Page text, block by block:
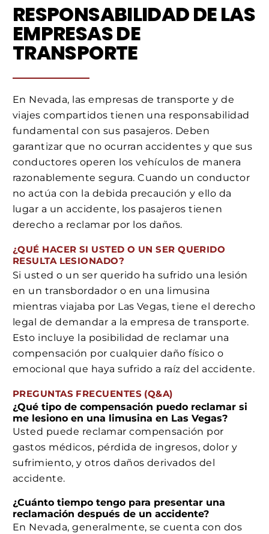
RESPONSABILIDAD DE LAS
EMPRESAS DE
TRANSPORTE
En Nevada, las empresas de transporte y de
viajes compartidos tienen una responsabilidad
fundamental con sus pasajeros. Deben
garantizar que no ocurran accidentes y que sus
conductores operen los vehículos de manera
razonablemente segura. Cuando un conductor
no actúa con la debida precaución y ello da
lugar a un accidente, los pasajeros tienen
derecho a reclamar por los daños.
¿QUÉ HACER SI USTED O UN SER QUERIDO
RESULTA LESIONADO?
Si usted o un ser querido ha sufrido una lesión
en un transbordador o en una limusina
mientras viajaba por Las Vegas, tiene el derecho
legal de demandar a la empresa de transporte.
Esto incluye la posibilidad de reclamar una
compensación por cualquier daño físico o
emocional que haya sufrido a raíz del accidente.
PREGUNTAS FRECUENTES (Q&A)
¿Qué tipo de compensación puedo reclamar si
me lesiono en una limusina en Las Vegas?
Usted puede reclamar compensación por
gastos médicos, pérdida de ingresos, dolor y
sufrimiento, y otros daños derivados del
accidente.
¿Cuánto tiempo tengo para presentar una
reclamación después de un accidente?
En Nevada, generalmente, se cuenta con dos